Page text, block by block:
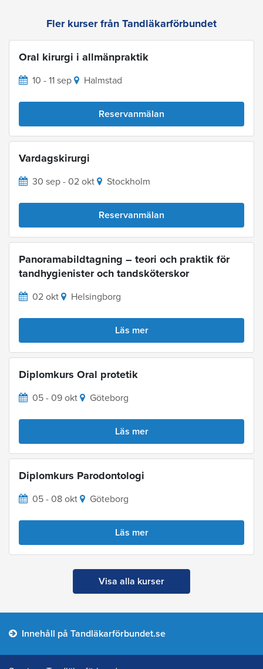
Fler kurser från Tandläkarförbundet
Oral kirurgi i allmänpraktik
10 - 11 sep Halmstad
Reservanmälan
Vardagskirurgi
30 sep - 02 okt Stockholm
Reservanmälan
Panoramabildtagning – teori och praktik för
tandhygienister och tandsköterskor
02 okt Helsingborg
Läs mer
Diplomkurs Oral protetik
05 - 09 okt Göteborg
Läs mer
Diplomkurs Parodontologi
05 - 08 okt Göteborg
Läs mer
Visa alla kurser
Innehåll på Tandläkarförbundet.se